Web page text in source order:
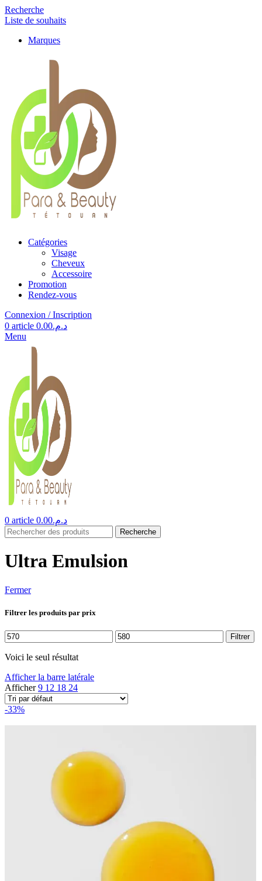
Recherche
Liste de souhaits
Marques
Catégories
Visage
Cheveux
Accessoire
Promotion
Rendez-vous
Connexion / Inscription
0 article د.م.0.00
Menu
0 article د.م.0.00
Recherche
Ultra Emulsion
Fermer
Filtrer les produits par prix
Prix
min
Prix
max
Filtrer
Voici le seul résultat
Afficher la barre latérale
Afficher9 12 18 24
-33%